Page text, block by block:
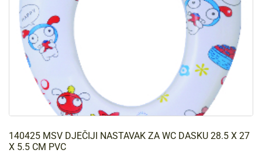
140425 MSV DJEČIJI NASTAVAK ZA WC DASKU 28.5 X 27
X 5.5 CM PVC